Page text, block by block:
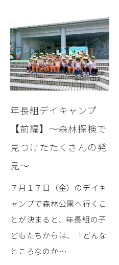
年長組デイキャンプ
【前編】～森林探検で
見つけたたくさんの発
見～
７月１７日（金）のデイキ
ャンプで森林公園へ行くこ
とが決まると、年長組の子
どもたちからは、「どんな
ところなのか…